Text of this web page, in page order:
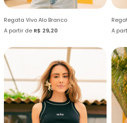
Regata Vivo Alo Branco
A partir de R$ 29,20
A